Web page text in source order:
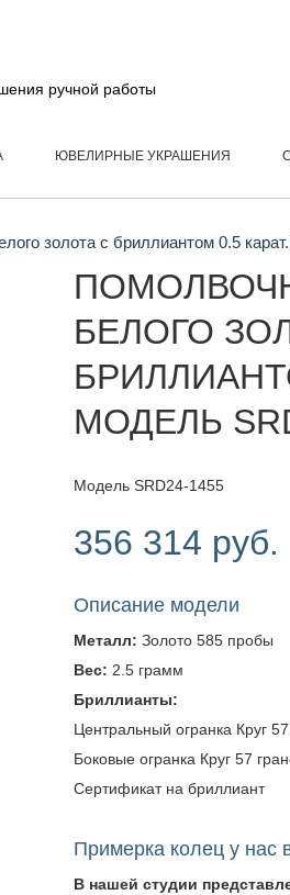
ручной работы
ЮВЕЛИРНЫЕ УКРАШЕНИЯ
золота с бриллиантом 0.5
БЕЛОГО
МОДЕЛЬ
Модель SRD24-1455
356 314 руб.
Описание модели
Металл: Золото 585 пробы
Вес: 2.5 грамм
Бриллианты:
Центральный огранка Круг
Боковые огранка Круг 57
Сертификат на бриллиант
Примерка колец у нас
В нашей студии